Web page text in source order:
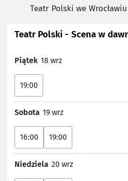
Teatr Polski we Wrocławiu
Teatr Polski - Scena w
Piątek 18 wrz
19:00
Sobota 19 wrz
16:00 19:00
Niedziela 20 wrz